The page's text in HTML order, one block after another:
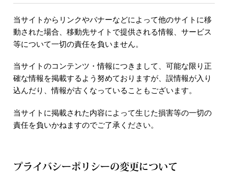
当サイトからリンクやバナーなどによって他のサイトに移
動された場合、移動先サイトで提供される情報、サービス
等について一切の責任を負いません。
当サイトのコンテンツ・情報につきまして、可能な限り正
確な情報を掲載するよう努めておりますが、誤情報が入り
込んだり、情報が古くなっていることもございます。
当サイトに掲載された内容によって生じた損害等の一切の
責任を負いかねますのでご了承ください。
プライバシーポリシーの変更について